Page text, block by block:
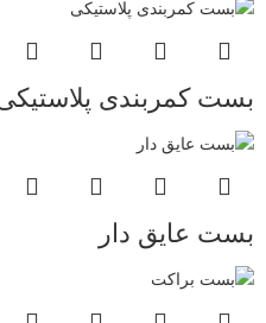
بست کمربندی
بست عایق دار